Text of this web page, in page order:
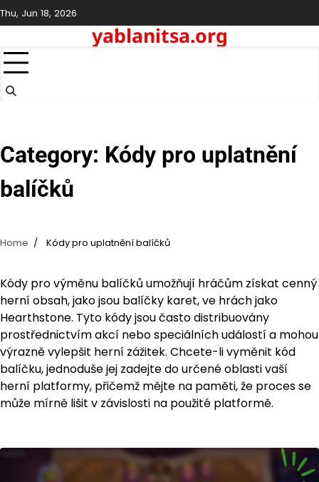
Skip
to
Thu, Jun 18, 2026
yablanitsa.org
Category: Kódy pro uplatnění
balíčků
Home Kódy pro uplatnění balíčků
Kódy pro výměnu balíčků umožňují hráčům získat cenný
herní obsah, jako jsou balíčky karet, ve hrách jako
Hearthstone. Tyto kódy jsou často distribuovány
prostřednictvím akcí nebo speciálních událostí a mohou
výrazně vylepšit herní zážitek. Chcete-li vyměnit kód
balíčku, jednoduše jej zadejte do určené oblasti vaší
herní platformy, přičemž mějte na paměti, že proces se
může mírně lišit v závislosti na použité platformě.